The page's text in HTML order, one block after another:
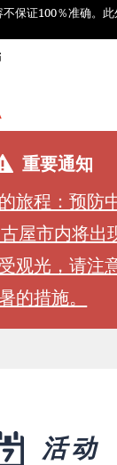
保证100％准确。
重要通知
旅程：预防
屋市内将出
观光，请注
的措施。
活动